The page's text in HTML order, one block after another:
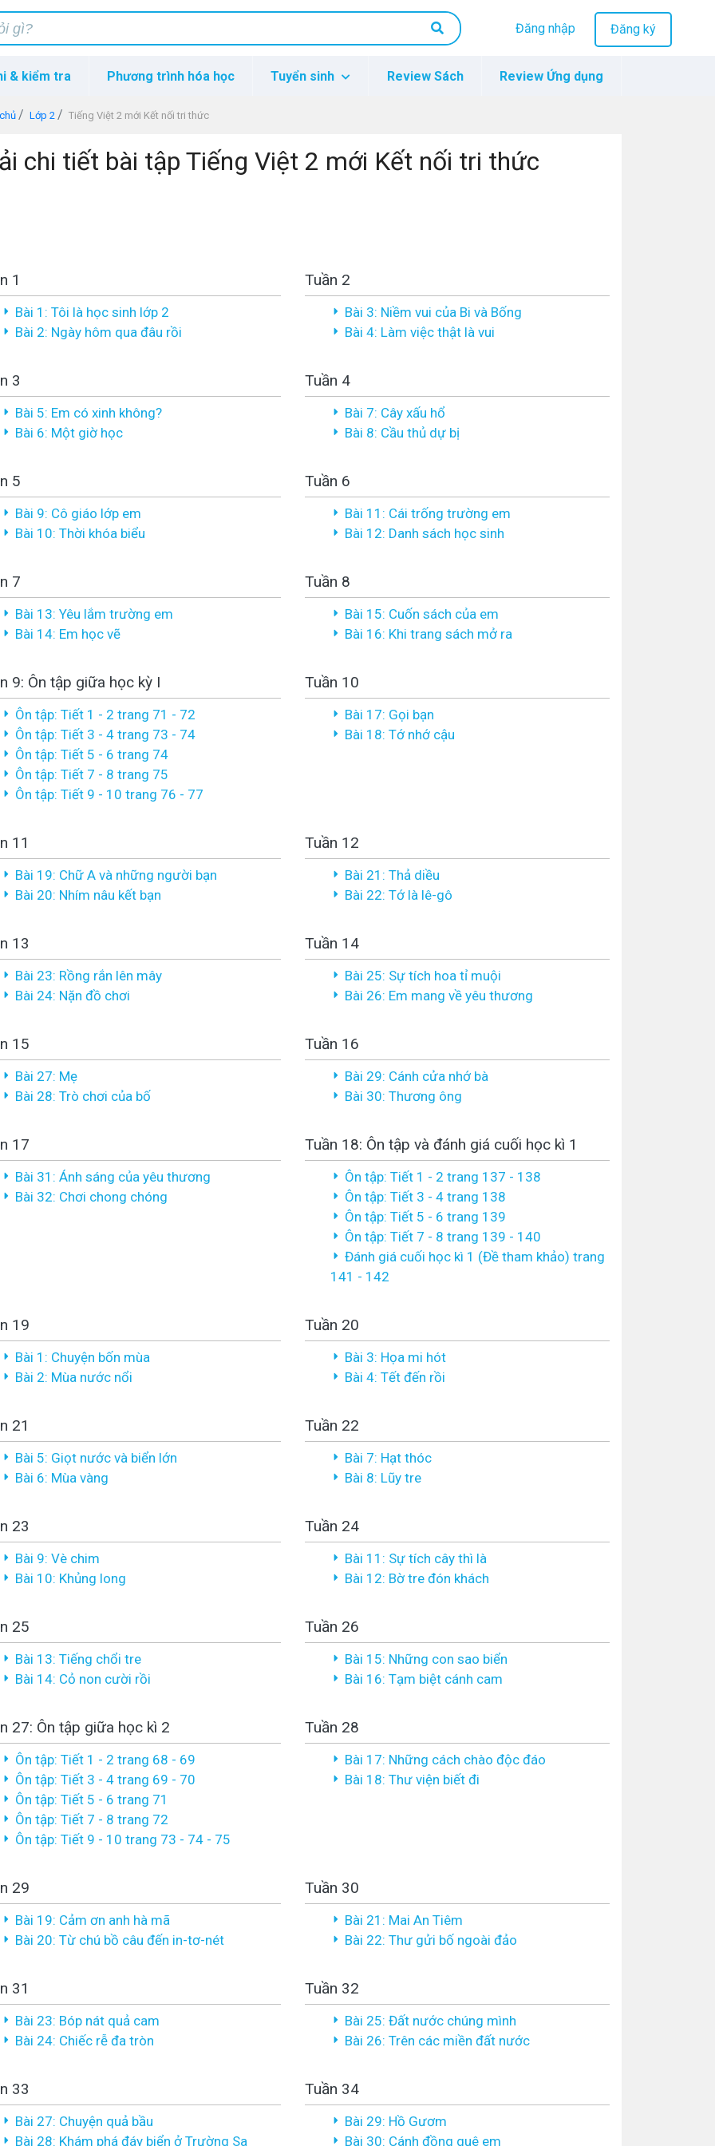
Đăng nhập Đăng ký
& kiểm tra Phương trình hóa học Tuyển sinh Review Sách Review Ứng dụng
Lớp 2 Tiếng Việt 2 mới Kết nối tri thức
chi tiết bài tập Tiếng Việt 2 mới Kết nối tri thức
1
Bài 1: Tôi là học sinh lớp 2
Bài 2: Ngày hôm qua đâu rồi
Tuần 2
Bài 3: Niềm vui của Bi và Bống
Bài 4: Làm việc thật là vui
3
Bài 5: Em có xinh không?
Bài 6: Một giờ học
Tuần 4
Bài 7: Cây xấu hổ
Bài 8: Cầu thủ dự bị
5
Bài 9: Cô giáo lớp em
Bài 10: Thời khóa biểu
Tuần 6
Bài 11: Cái trống trường em
Bài 12: Danh sách học sinh
7
Bài 13: Yêu lắm trường em
Bài 14: Em học vẽ
Tuần 8
Bài 15: Cuốn sách của em
Bài 16: Khi trang sách mở ra
9: Ôn tập giữa học kỳ I
Ôn tập: Tiết 1 - 2 trang 71 - 72
Ôn tập: Tiết 3 - 4 trang 73 - 74
Ôn tập: Tiết 5 - 6 trang 74
Ôn tập: Tiết 7 - 8 trang 75
Ôn tập: Tiết 9 - 10 trang 76 - 77
Tuần 10
Bài 17: Gọi bạn
Bài 18: Tớ nhớ cậu
11
Bài 19: Chữ A và những người bạn
Bài 20: Nhím nâu kết bạn
Tuần 12
Bài 21: Thả diều
Bài 22: Tớ là lê-gô
13
Bài 23: Rồng rắn lên mây
Bài 24: Nặn đồ chơi
Tuần 14
Bài 25: Sự tích hoa tỉ muội
Bài 26: Em mang về yêu thương
15
Bài 27: Mẹ
Bài 28: Trò chơi của bố
Tuần 16
Bài 29: Cánh cửa nhớ bà
Bài 30: Thương ông
17
Bài 31: Ánh sáng của yêu thương
Bài 32: Chơi chong chóng
Tuần 18: Ôn tập và đánh giá cuối học kì 1
Ôn tập: Tiết 1 - 2 trang 137 - 138
Ôn tập: Tiết 3 - 4 trang 138
Ôn tập: Tiết 5 - 6 trang 139
Ôn tập: Tiết 7 - 8 trang 139 - 140
Đánh giá cuối học kì 1 (Đề tham khảo) trang
141 - 142
19
Bài 1: Chuyện bốn mùa
Bài 2: Mùa nước nổi
Tuần 20
Bài 3: Họa mi hót
Bài 4: Tết đến rồi
21
Bài 5: Giọt nước và biển lớn
Bài 6: Mùa vàng
Tuần 22
Bài 7: Hạt thóc
Bài 8: Lũy tre
23
Bài 9: Vè chim
Bài 10: Khủng long
Tuần 24
Bài 11: Sự tích cây thì là
Bài 12: Bờ tre đón khách
25
Bài 13: Tiếng chổi tre
Bài 14: Cỏ non cười rồi
Tuần 26
Bài 15: Những con sao biển
Bài 16: Tạm biệt cánh cam
27: Ôn tập giữa học kì 2
Ôn tập: Tiết 1 - 2 trang 68 - 69
Ôn tập: Tiết 3 - 4 trang 69 - 70
Ôn tập: Tiết 5 - 6 trang 71
Ôn tập: Tiết 7 - 8 trang 72
Ôn tập: Tiết 9 - 10 trang 73 - 74 - 75
Tuần 28
Bài 17: Những cách chào độc đáo
Bài 18: Thư viện biết đi
29
Bài 19: Cảm ơn anh hà mã
Bài 20: Từ chú bồ câu đến in-tơ-nét
Tuần 30
Bài 21: Mai An Tiêm
Bài 22: Thư gửi bố ngoài đảo
31
Bài 23: Bóp nát quả cam
Bài 24: Chiếc rễ đa tròn
Tuần 32
Bài 25: Đất nước chúng mình
Bài 26: Trên các miền đất nước
33
Bài 27: Chuyện quả bầu
Bài 28: Khám phá đáy biển ở Trường Sa
Tuần 34
Bài 29: Hồ Gươm
Bài 30: Cánh đồng quê em